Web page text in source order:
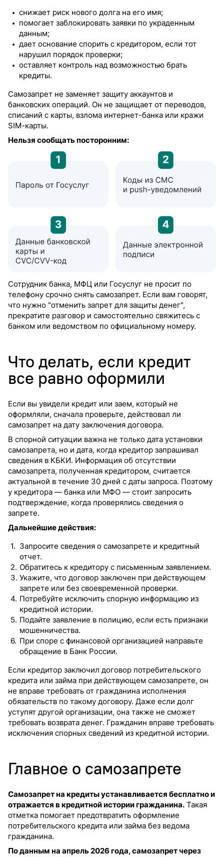
снижает риск нового долга на его имя;
помогает заблокировать заявки по украденным
данным;
дает основание спорить с кредитором, если тот
нарушил порядок проверки;
оставляет контроль над возможностью брать
кредиты.
Самозапрет не заменяет защиту аккаунтов и
банковских операций. Он не защищает от переводов,
списаний с карты, взлома интернет-банка или кражи
SIM-карты.
Нельзя сообщать посторонним:
Сотрудник банка, МФЦ или Госуслуг не просит по
телефону срочно снять самозапрет. Если вам говорят,
что нужно "отменить запрет для защиты денег",
прекратите разговор и самостоятельно свяжитесь с
банком или ведомством по официальному номеру.
Что делать, если кредит
все равно оформили
Если вы увидели кредит или заем, который не
оформляли, сначала проверьте, действовал ли
самозапрет на дату заключения договора.
В спорной ситуации важна не только дата установки
самозапрета, но и дата, когда кредитор запрашивал
сведения в КБКИ. Информация об отсутствии
самозапрета, полученная кредитором, считается
актуальной в течение 30 дней с даты запроса. Поэтому
у кредитора — банка или МФО — стоит запросить
подтверждение, когда проверялись сведения о
запрете.
Дальнейшие действия:
Запросите сведения о самозапрете и кредитный
отчет.
Обратитесь к кредитору с письменным заявлением.
Укажите, что договор заключен при действующем
запрете или без своевременной проверки.
Потребуйте исключить спорную информацию из
кредитной истории.
Подайте заявление в полицию, если есть признаки
мошенничества.
При споре с финансовой организацией направьте
обращение в Банк России.
Если кредитор заключил договор потребительского
кредита или займа при действующем самозапрете, он
не вправе требовать от гражданина исполнения
обязательств по такому договору. Даже если долг
уступят другой организации, она также не сможет
требовать возврата денег. Гражданин вправе требовать
исключения спорных сведений из кредитной истории.
Главное о самозапрете
Самозапрет на кредиты устанавливается бесплатно и
отражается в кредитной истории гражданина. Такая
отметка помогает предотвратить оформление
потребительского кредита или займа без ведома
гражданина.
По данным на апрель 2026 года, самозапрет через